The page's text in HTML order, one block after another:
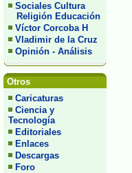
Sociales Cultura
Religión Educación
Víctor Corcoba H
Vladimir de la Cruz
Opinión - Análisis
Otros
Caricaturas
Ciencia y
Tecnología
Editoriales
Enlaces
Descargas
Foro